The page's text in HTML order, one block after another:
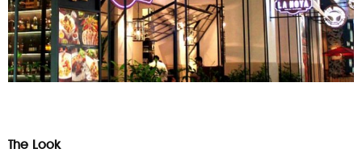
The Look